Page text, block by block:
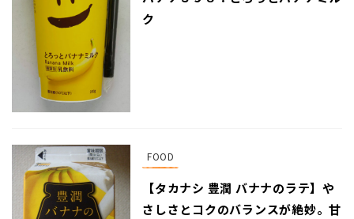
ク
FOOD
【タカナシ 豊潤 バナナのラテ】や
さしさとコクのバランスが絶妙。甘